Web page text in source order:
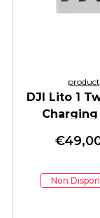
product
DJI Lito 1
Charging
€
Non